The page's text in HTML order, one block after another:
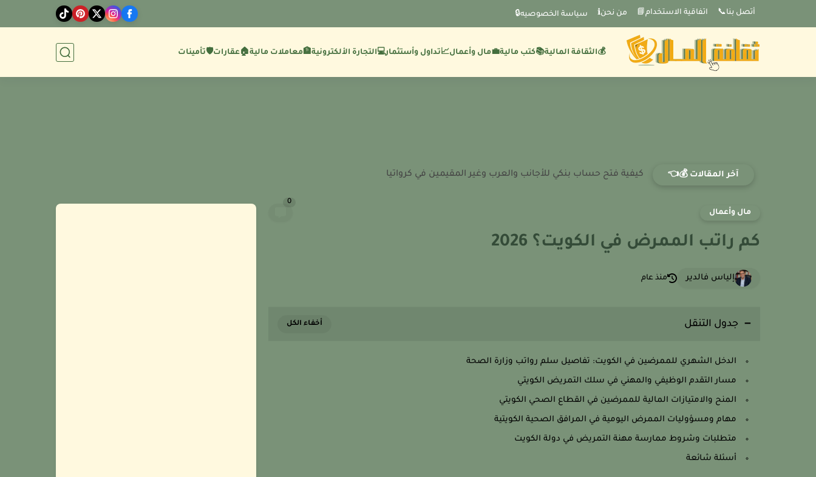
أتصل بنا📞 اتفاقية الاستخدام📘 من نحنℹ️ سياسة الخصوصيه🔒
💰الثقافة المالية📚كتب مالية💼مال وأعمال📈تداول وأستثمار💻التجارة الألكترونية🏦معاملات مالية🏠عقارات🛡️تأمينات
آخر المقالات 💰👈 كيفية فتح حساب بنكي للأجانب والعرب وغير المقيمين في كرواتيا
مال وأعمال
0
كم راتب الممرض في الكويت؟ 2026
إلياس فالدير منذ عام
جدول التنقل
الدخل الشهري للممرضين في الكويت: تفاصيل سلم رواتب وزارة الصحة
مسار التقدم الوظيفي والمهني في سلك التمريض الكويتي
المنح والامتيازات المالية للممرضين في القطاع الصحي الكويتي
مهام ومسؤوليات الممرض اليومية في المرافق الصحية الكويتية
متطلبات وشروط ممارسة مهنة التمريض في دولة الكويت
أسئلة شائعة